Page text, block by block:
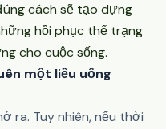
cách sẽ tạo dựng
hồi phục thể trạng
cho cuộc sống.
một liều uống
ra. Tuy nhiên, nếu thời